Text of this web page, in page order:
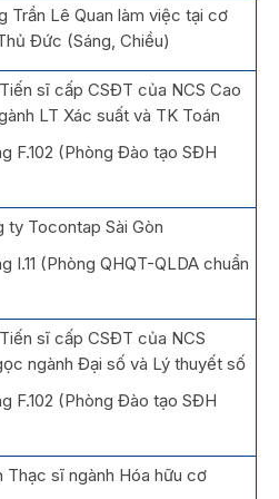
Trần Lê Quan làm việc tại cơ
Đức (Sáng, Chiều)
sĩ cấp CSĐT của NCS Cao
LT Xác suất và TK Toán
F.102 (Phòng Đào tạo SĐH
ty Tocontap Sài Gòn
I.11 (Phòng QHQT-QLDA chuẩn
sĩ cấp CSĐT của NCS
ngành Đại số và Lý thuyết số
F.102 (Phòng Đào tạo SĐH
Thạc sĩ ngành Hóa hữu cơ